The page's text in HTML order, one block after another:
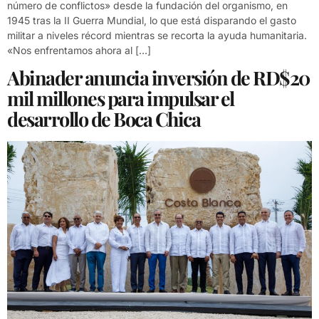
número de conflictos» desde la fundación del organismo, en
1945 tras la II Guerra Mundial, lo que está disparando el gasto
militar a niveles récord mientras se recorta la ayuda humanitaria.
«Nos enfrentamos ahora al […]
Abinader anuncia inversión de RD$20
mil millones para impulsar el
desarrollo de Boca Chica